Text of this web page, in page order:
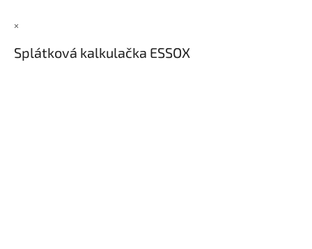
×
Splátková kalkulačka ESSOX